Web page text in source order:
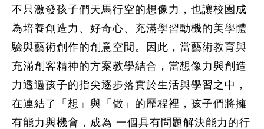
不只激發孩子們天馬行空的想像力，也讓校園成
為培養創造力、好奇心、充滿學習動機的美學體
驗與藝術創作的創意空間。因此，當藝術教育與
充滿創客精神的方案教學結合，當想像力與創造
力透過孩子的指尖逐步落實於生活與學習之中，
在連結了「想」與「做」的歷程裡，孩子們將擁
有能力與機會，成為 一個具有問題解決能力的行